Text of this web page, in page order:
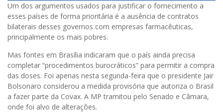
Um dos argumentos usados para justificar o fornecimento a
esses países de forma prioritária é a ausência de contratos
bilaterais desses governos com empresas farmacêuticas,
principalmente os mais pobres.
Mas fontes em Brasília indicaram que o país ainda precisa
completar “procedimentos burocráticos” para permitir a compra
das doses. Foi apenas nesta segunda-feira que o presidente Jair
Bolsonaro considerou a medida provisória que autoriza o Brasil
a fazer parte da Covax. A MP tramitou pelo Senado e Câmara,
onde foi alvo de alterações.